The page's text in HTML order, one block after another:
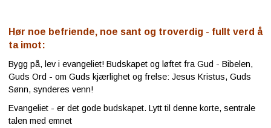
Hør noe befriende, noe sant og troverdig - fullt verd å
ta imot:
Bygg på, lev i evangeliet! Budskapet og løftet fra Gud - Bibelen,
Guds Ord - om Guds kjærlighet og frelse: Jesus Kristus, Guds
Sønn, synderes venn!
Evangeliet - er det gode budskapet. Lytt til denne korte, sentrale
talen med emnet